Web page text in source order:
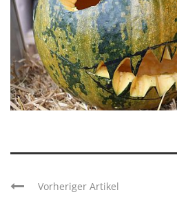
Vorheriger Artikel